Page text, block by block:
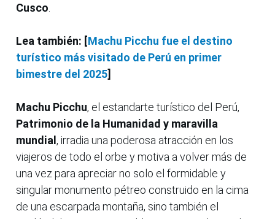
Cusco
Lea también: [Machu Picchu fue el destino
turístico más visitado de Perú en primer
bimestre del 2025]
Machu Picchu, el estandarte turístico del Perú,
Patrimonio de la Humanidad y maravilla
mundial , irradia una poderosa atracción en los
viajeros de todo el orbe y motiva a volver más de
una vez para apreciar no solo el formidable y
singular monumento pétreo construido en la cima
de una escarpada montaña, sino también el